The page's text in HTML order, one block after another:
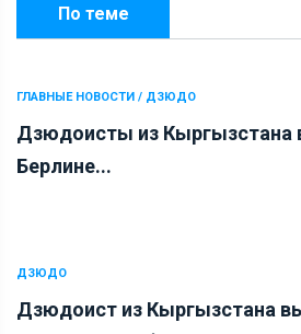
По теме
ГЛАВНЫЕ НОВОСТИ / ДЗЮДО
Дзюдоисты из Кыргызстана
Берлине...
ДЗЮДО
Дзюдоист из Кыргызстана